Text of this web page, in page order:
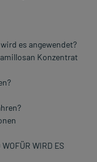
es angewendet?
Konzentrat
WIRD ES